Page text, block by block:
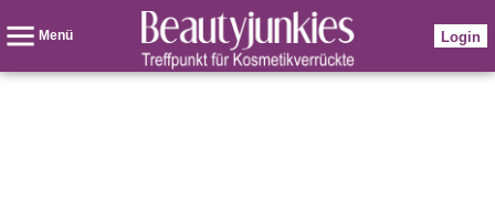
Menü Login